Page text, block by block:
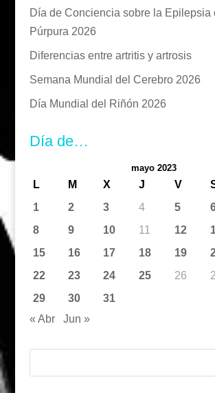
Día de Conciencia sobre la Epilepsia
Púrpura 2026
Diferencias entre artritis y artrosis
Semana Mundial del Cerebro 2026
Día Mundial del Riñón 2026
Día de…
mayo 2023
L M X J V
1
2 3 4 5
8
9 10 11 12
15
16 17 18 19
22
23 24 25 26
29
30
31
« Abr
Jun »